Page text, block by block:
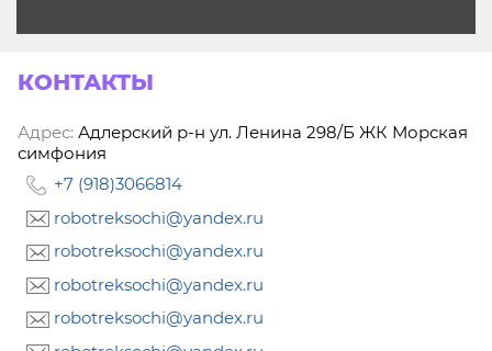
КОНТАКТЫ
Адрес: Адлерский р-н ул. Ленина 298/Б ЖК Морская
симфония
+7 (918)3066814
robotreksochi@yandex.ru
robotreksochi@yandex.ru
robotreksochi@yandex.ru
robotreksochi@yandex.ru